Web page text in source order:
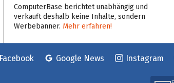
ComputerBase berichtet unabhängig und
verkauft deshalb keine Inhalte, sondern
Werbebanner. Mehr erfahren!
Facebook Google News Instagram